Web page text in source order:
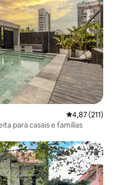
4,87 de uma
4,87 (211)
para casais e famílias